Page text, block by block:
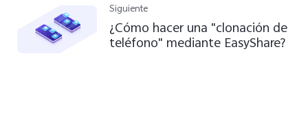
Siguiente
¿Cómo hacer una "clonación de
teléfono" mediante EasyShare?